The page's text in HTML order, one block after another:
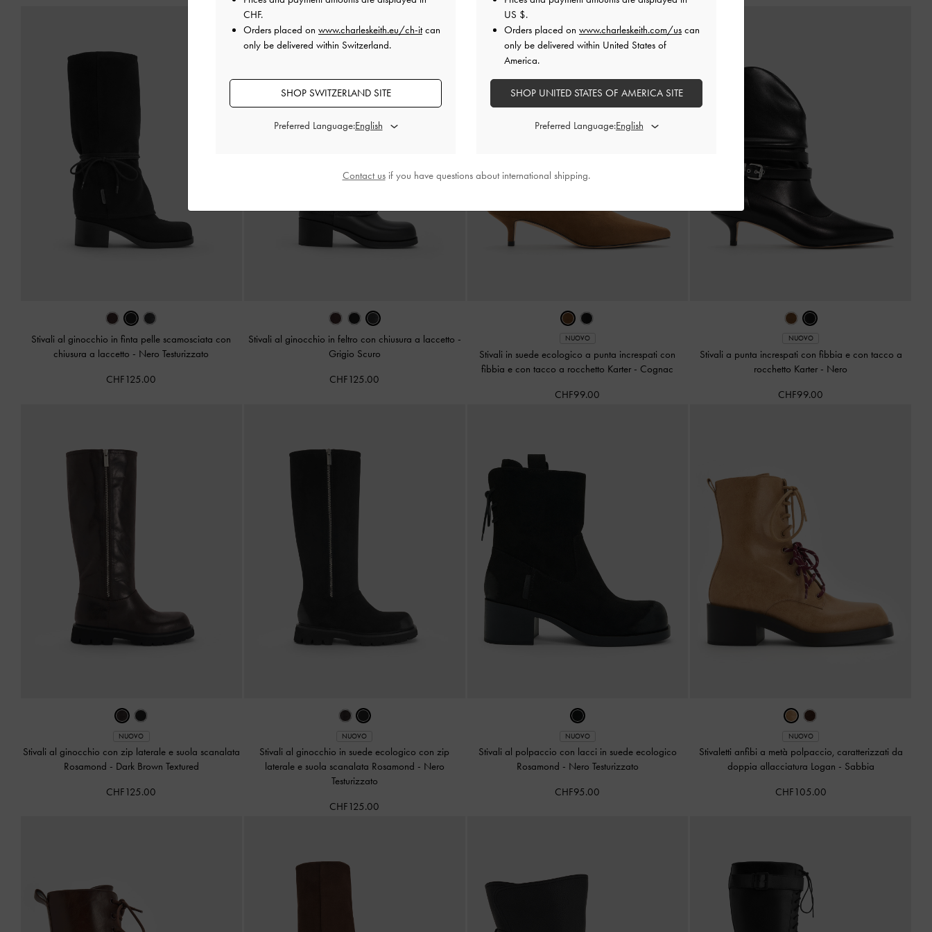
Stivali al ginocchio in finta pelle scamosciata con
chiusura a laccetto - Nero Testurizzato
CHF125.00
Stivali al ginocchio in feltro con chiusura a laccetto -
Grigio Scuro
CHF125.00
NUOVO
Stivali in suede ecologico a punta increspati con
fibbia e con tacco a rocchetto Karter - Cognac
CHF99.00
NUOVO
Stivali a punta increspati con fibbia e con tacco a
rocchetto Karter - Nero
CHF99.00
NUOVO
Stivali al ginocchio con zip laterale e suola scanalata
Rosamond - Dark Brown Textured
CHF125.00
NUOVO
Stivali al ginocchio in suede ecologico con zip
laterale e suola scanalata Rosamond - Nero
Testurizzato
CHF125.00
NUOVO
Stivali al polpaccio con lacci in suede ecologico
Rosamond - Nero Testurizzato
CHF95.00
NUOVO
Stivaletti anfibi a metà polpaccio, caratterizzati da
doppia allacciatura Logan - Sabbia
CHF105.00
CHF.
Orders placed on www.charleskeith.eu/ch-itcan
only be delivered within Switzerland.
SHOP SWITZERLAND SITE
Preferred Language:
US $.
Orders placed on www.charleskeith.com/us can
only be delivered within United States of
America.
SHOP UNITED STATES OF AMERICA SITE
Preferred Language:
Contact usif you have questions about international shipping.